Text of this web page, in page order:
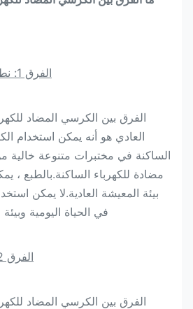
الفرق 1: نطاق مختلف للاستخدام
الفرق بين الكرسي المضاد
العادي هو أنه يمكن استخدام
الساكنة في مختبرات متنوعة خالية
مضادة للكهرباء الساكنة.بالطبع ،
بيئة المعيشة العادية.لا يمكن
في الحياة اليومية
الفرق 2: مبادئ عمل مختلفة
الفرق بين الكرسي المضاد